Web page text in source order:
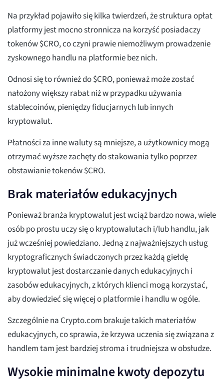
Na przykład pojawiło się kilka twierdzeń, że struktura opłat
platformy jest mocno stronnicza na korzyść posiadaczy
tokenów $CRO, co czyni prawie niemożliwym prowadzenie
zyskownego handlu na platformie bez nich.
Odnosi się to również do $CRO, ponieważ może zostać
nałożony większy rabat niż w przypadku używania
stablecoinów, pieniędzy fiducjarnych lub innych
kryptowalut.
Płatności za inne waluty są mniejsze, a użytkownicy mogą
otrzymać wyższe zachęty do stakowania tylko poprzez
obstawianie tokenów $CRO.
Brak materiałów edukacyjnych
Ponieważ branża kryptowalut jest wciąż bardzo nowa, wiele
osób po prostu uczy się o kryptowalutach i/lub handlu, jak
już wcześniej powiedziano. Jedną z najważniejszych usług
kryptograficznych świadczonych przez każdą giełdę
kryptowalut jest dostarczanie danych edukacyjnych i
zasobów edukacyjnych, z których klienci mogą korzystać,
aby dowiedzieć się więcej o platformie i handlu w ogóle.
Szczególnie na Crypto.com brakuje takich materiałów
edukacyjnych, co sprawia, że krzywa uczenia się związana z
handlem tam jest bardziej stroma i trudniejsza w obsłudze.
Wysokie minimalne kwoty depozytu